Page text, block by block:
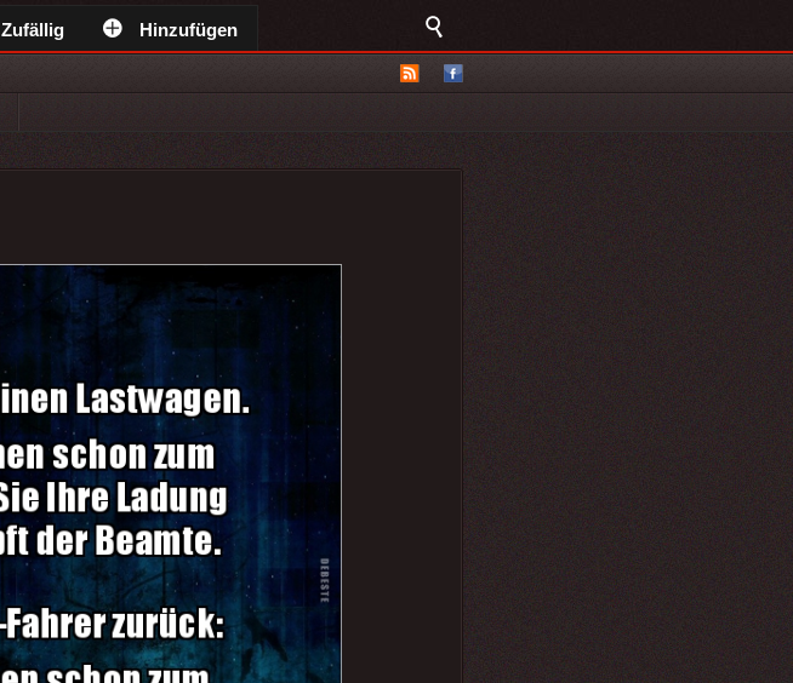
Zufällig Hinzufügen